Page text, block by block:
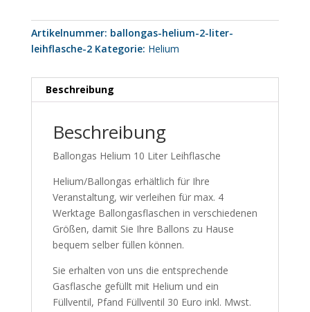
Artikelnummer: ballongas-helium-2-liter-
leihflasche-2 Kategorie: Helium
Beschreibung
Beschreibung
Ballongas Helium 10 Liter Leihflasche
Helium/Ballongas erhältlich für Ihre
Veranstaltung, wir verleihen für max. 4
Werktage Ballongasflaschen in verschiedenen
Größen, damit Sie Ihre Ballons zu Hause
bequem selber füllen können.
Sie erhalten von uns die entsprechende
Gasflasche gefüllt mit Helium und ein
Füllventil, Pfand Füllventil 30 Euro inkl. Mwst.